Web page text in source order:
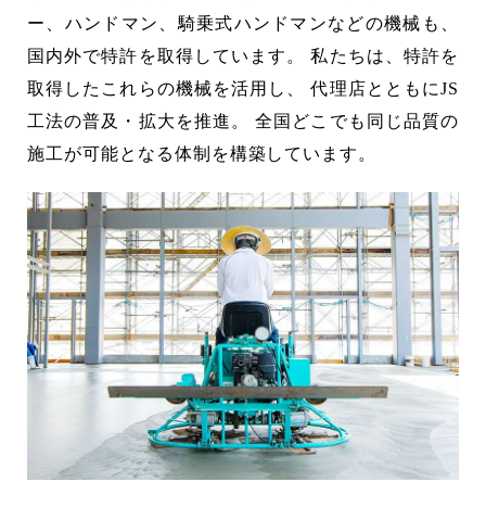
会社概要 ABOUT US
土間施工Q＆A FAQ
採用情報 RECRUITMENT
代理店募集 MEMBERSHIP
新着情報 NEWS
お問い合わせ
採用エントリー
ー、ハンドマン、騎乗式ハンドマンなどの機械も、
国内外で特許を取得しています。
私たちは、特許を
取得したこれらの機械を活用し、
代理店とともにJS
工法の普及・拡大を推進。
全国どこでも同じ品質の
施工が可能となる体制を構築しています。